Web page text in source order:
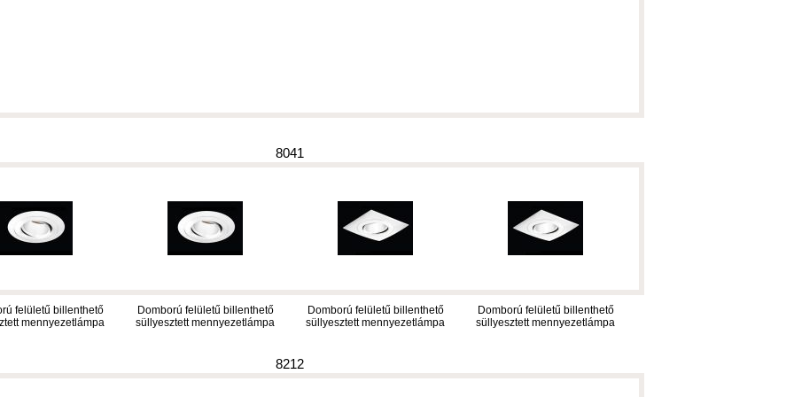
8041
felületű billenthető
mennyezetlámpa
Domború felületű billenthető
süllyesztett mennyezetlámpa
Domború felületű billenthető
süllyesztett mennyezetlámpa
Domború felületű billenthető
süllyesztett mennyezetlámpa
8212